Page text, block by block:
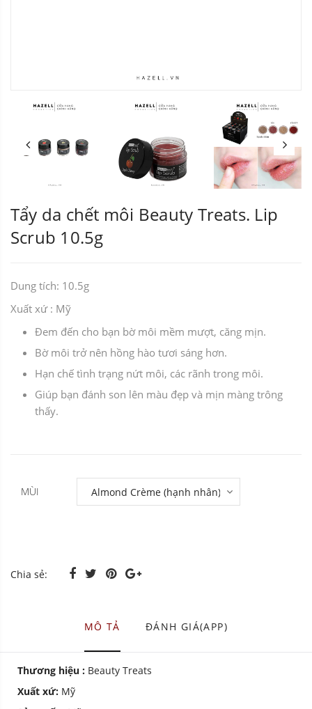
Tẩy da chết môi Beauty Treats. Lip
Scrub 10.5g
Dung tích: 10.5g
Xuất xứ : Mỹ
Đem đến cho bạn bờ môi mềm mượt, căng mịn.
Bờ môi trở nên hồng hào tươi sáng hơn.
Hạn chế tình trạng nứt môi, các rãnh trong môi.
Giúp bạn đánh son lên màu đẹp và mịn màng trông
thấy.
MÙI
Chia sẻ:
MÔ TẢ ĐÁNH GIÁ(APP)
Thương hiệu : Beauty Treats
Xuất xứ: Mỹ